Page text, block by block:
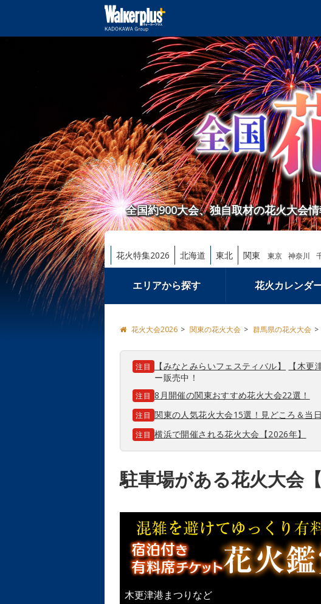
全国約900大会、独自取材の花火大会
花火特集2026 北海道 東北 関東 東京 神奈川
エリアから探す 花火カレンダ
花火大会2026 関東の花火大会 群馬県の花火大会
注目 【みなとみらいフェスティバル】 【木更
ー販売中！
注目 8月開催の関東おすすめ花火大会22選！
注目 関東の人気花火大会15選！見どころ＆当
注目 横浜で開催される花火大会【2026年】
駐車場がある花火大会【
木更津港まつりなど